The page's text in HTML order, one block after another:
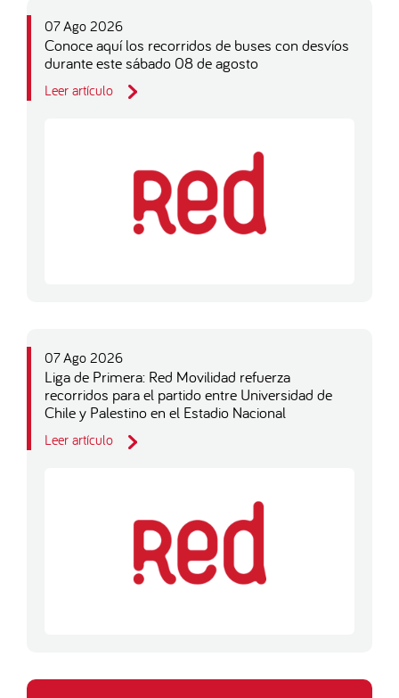
07 Ago 2026
Conoce aquí los recorridos de buses con desvíos
durante este sábado 08 de agosto
Leer artículo
07 Ago 2026
Liga de Primera: Red Movilidad refuerza
recorridos para el partido entre Universidad de
Chile y Palestino en el Estadio Nacional
Leer artículo